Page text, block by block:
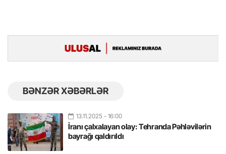
BƏNZƏR XƏBƏRLƏR
13.11.2025 - 16:00
İranı çalxalayan olay: Tehranda Pəhləvilərin
bayrağı qaldırıldı